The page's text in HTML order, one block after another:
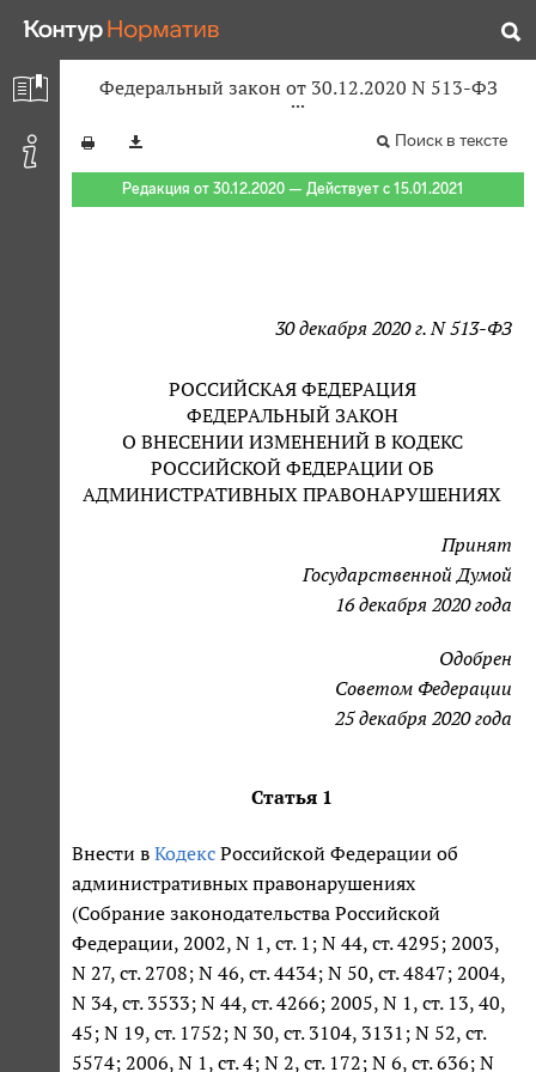
Федеральный закон от 30.12.2020 N 513-ФЗ
Поиск в тексте
Редакция от 30.12.2020 — Действует с 15.01.2021
30 декабря 2020 г. N 513-ФЗ
РОССИЙСКАЯ ФЕДЕРАЦИЯ
ФЕДЕРАЛЬНЫЙ ЗАКОН
О ВНЕСЕНИИ ИЗМЕНЕНИЙ В КОДЕКС
РОССИЙСКОЙ ФЕДЕРАЦИИ ОБ
АДМИНИСТРАТИВНЫХ ПРАВОНАРУШЕНИЯХ
Принят
Государственной Думой
16 декабря 2020 года
Одобрен
Советом Федерации
25 декабря 2020 года
Статья 1
Внести в Кодекс Российской Федерации об
административных правонарушениях
(Собрание законодательства Российской
Федерации, 2002, N 1, ст. 1; N 44, ст. 4295; 2003,
N 27, ст. 2708; N 46, ст. 4434; N 50, ст. 4847; 2004,
N 34, ст. 3533; N 44, ст. 4266; 2005, N 1, ст. 13, 40,
45; N 19, ст. 1752; N 30, ст. 3104, 3131; N 52, ст.
5574; 2006, N 1, ст. 4; N 2, ст. 172; N 6, ст. 636; N